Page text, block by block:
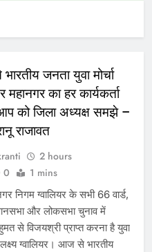
जनता युवा मोर्चा
महानगर का हर कार्यकर्ता
को जिला अध्यक्ष समझे –
राजावत
2 hours
0 1 mins
निगम ग्वालियर के सभी 66 वार्ड,
और लोकसभा चुनाव में
से विजयश्री प्राप्त करना है युवा
लक्ष्य ग्वालियर। आज से भारतीय